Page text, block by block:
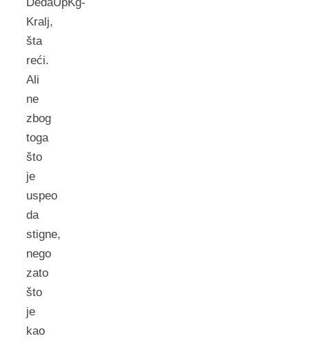
Kralj,
šta
reći.
Ali
ne
zbog
toga
što
je
uspeo
da
stigne,
nego
zato
što
je
kao